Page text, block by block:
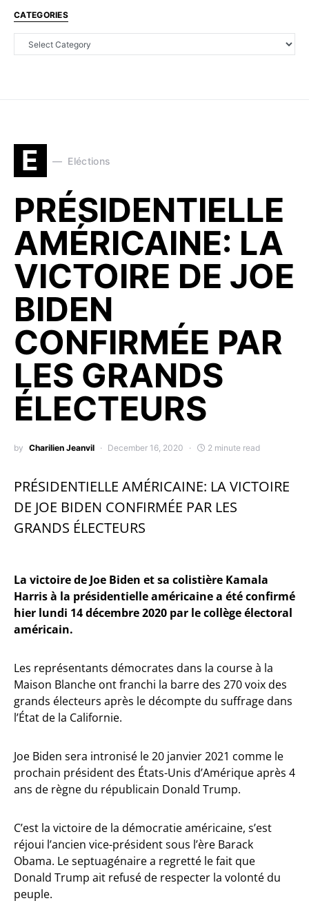
CATEGORIES
E Eléctions
PRÉSIDENTIELLE
AMÉRICAINE: LA
VICTOIRE DE JOE
BIDEN
CONFIRMÉE PAR
LES GRANDS
ÉLECTEURS
by Charilien Jeanvil December 16, 2020 2 minute read
PRÉSIDENTIELLE AMÉRICAINE: LA VICTOIRE
DE JOE BIDEN CONFIRMÉE PAR LES
GRANDS ÉLECTEURS
La victoire de Joe Biden et sa colistière Kamala
Harris à la présidentielle américaine a été confirmé
hier lundi 14 décembre 2020 par le collège électoral
américain.
Les représentants démocrates dans la course à la
Maison Blanche ont franchi la barre des 270 voix des
grands électeurs après le décompte du suffrage dans
l’État de la Californie.
Joe Biden sera intronisé le 20 janvier 2021 comme le
prochain président des États-Unis d’Amérique après 4
ans de règne du républicain Donald Trump.
C’est la victoire de la démocratie américaine, s’est
réjoui l’ancien vice-président sous l’ère Barack
Obama. Le septuagénaire a regretté le fait que
Donald Trump ait refusé de respecter la volonté du
peuple.